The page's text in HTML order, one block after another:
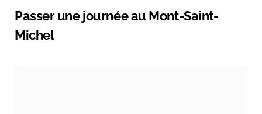
Passer une journée au Mont-Saint-
Michel